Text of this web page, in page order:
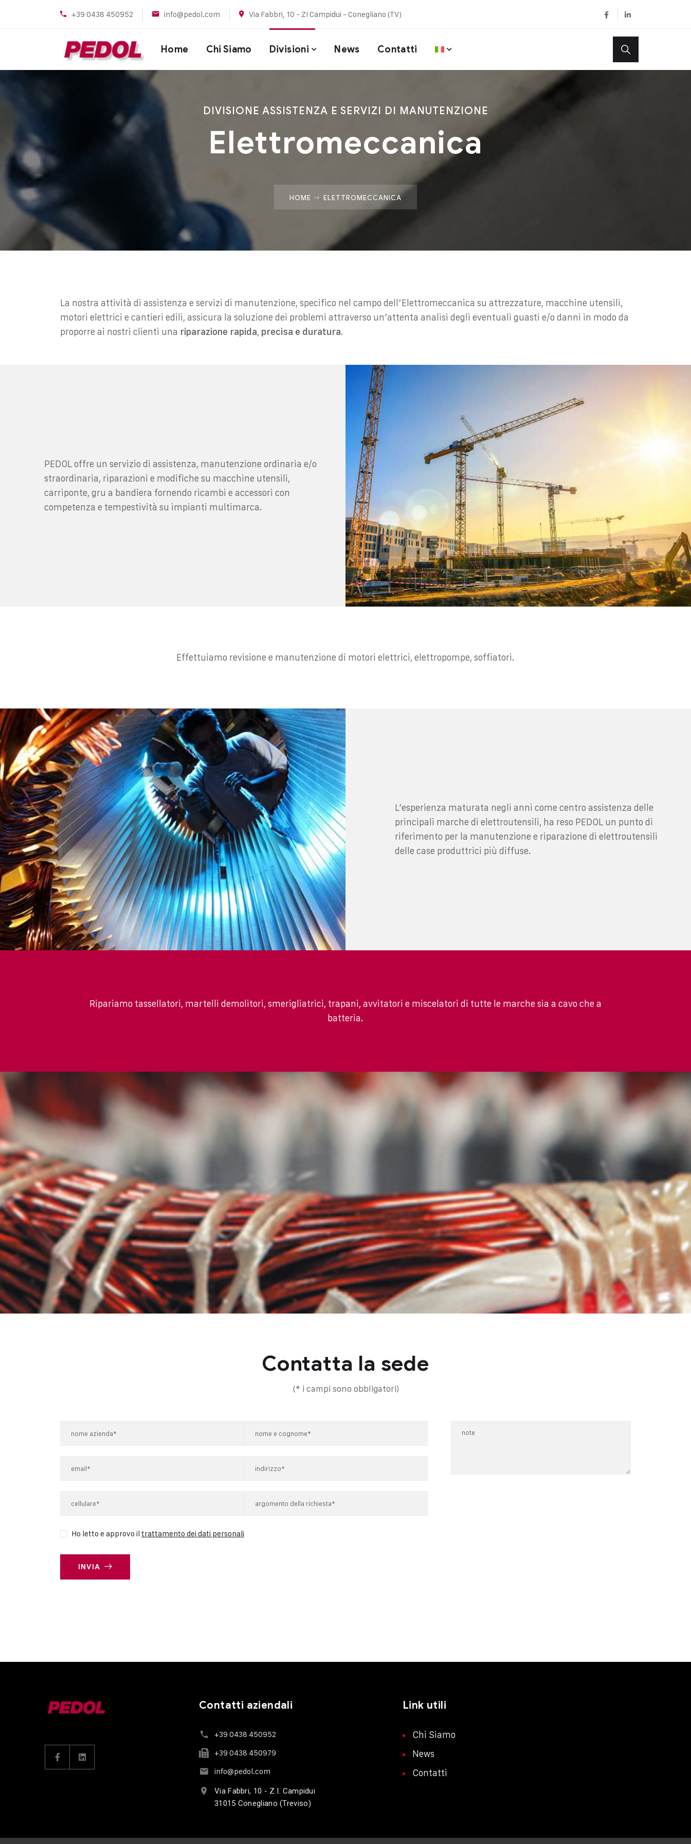
+39 0438 450952 info@pedol.com Via Fabbri, 10 - ZI Campidui - Conegliano (TV)
Home Chi Siamo Divisioni News Contatti
DIVISIONE ASSISTENZA E SERVIZI DI MANUTENZIONE
Elettromeccanica
HOME ELETTROMECCANICA
La nostra attività di assistenza e servizi di manutenzione, specifico nel campo dell’Elettromeccanica su attrezzature, macchine utensili,
motori elettrici e cantieri edili, assicura la soluzione dei problemi attraverso un’attenta analisi degli eventuali guasti e/o danni in modo da
proporre ai nostri clienti una riparazione rapida, precisa e duratura.
PEDOL offre un servizio di assistenza, manutenzione ordinaria e/o
straordinaria, riparazioni e modifiche su macchine utensili,
carriponte, gru a bandiera fornendo ricambi e accessori con
competenza e tempestività su impianti multimarca.
Effettuiamo revisione e manutenzione di motori elettrici, elettropompe, soffiatori.
L’esperienza maturata negli anni come centro assistenza delle
principali marche di elettroutensili, ha reso PEDOL un punto di
riferimento per la manutenzione e riparazione di elettroutensili
delle case produttrici più diffuse.
Ripariamo tassellatori, martelli demolitori, smerigliatrici, trapani, avvitatori e miscelatori di tutte le marche sia a cavo che a
batteria.
Contatta la sede
(* i campi sono obbligatori)
Ho letto e approvo il trattamento dei dati personali
INVIA
Contatti aziendali
+39 0438 450952
+39 0438 450979
info@pedol.com
Via Fabbri, 10 - Z.I. Campidui
31015 Conegliano (Treviso)
Link utili
Chi Siamo
News
Contatti